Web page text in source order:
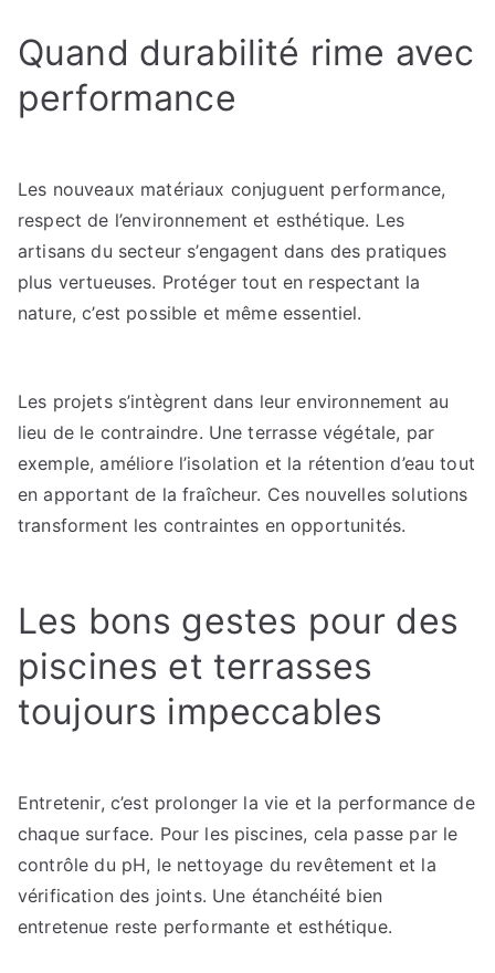
Quand durabilité rime avec
performance
Les nouveaux matériaux conjuguent performance,
respect de l’environnement et esthétique. Les
artisans du secteur s’engagent dans des pratiques
plus vertueuses. Protéger tout en respectant la
nature, c’est possible et même essentiel.
Les projets s’intègrent dans leur environnement au
lieu de le contraindre. Une terrasse végétale, par
exemple, améliore l’isolation et la rétention d’eau tout
en apportant de la fraîcheur. Ces nouvelles solutions
transforment les contraintes en opportunités.
Les bons gestes pour des
piscines et terrasses
toujours impeccables
Entretenir, c’est prolonger la vie et la performance de
chaque surface. Pour les piscines, cela passe par le
contrôle du pH, le nettoyage du revêtement et la
vérification des joints. Une étanchéité bien
entretenue reste performante et esthétique.